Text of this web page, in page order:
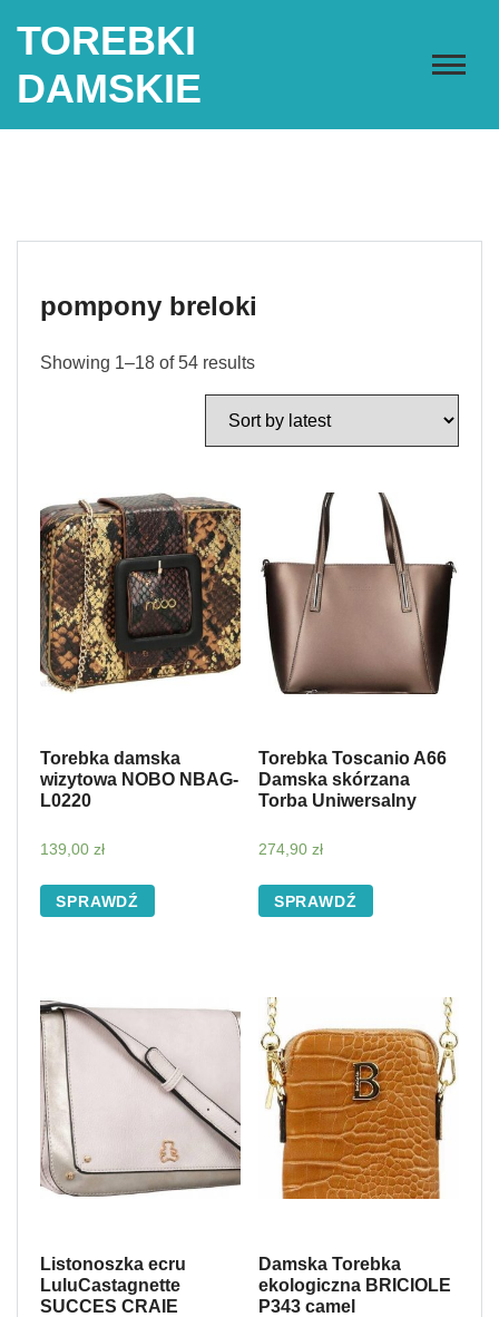
TOREBKI
DAMSKIE
pompony breloki
Showing 1–18 of 54 results
Torebka damska
wizytowa NOBO NBAG-
L0220
139,00 zł
SPRAWDŹ
Torebka Toscanio A66
Damska skórzana
Torba Uniwersalny
274,90 zł
SPRAWDŹ
Listonoszka ecru
LuluCastagnette
SUCCES CRAIE
Damska Torebka
ekologiczna BRICIOLE
P343 camel